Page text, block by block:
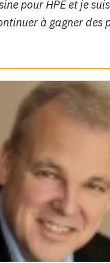
pour HPE et je
à gagner des